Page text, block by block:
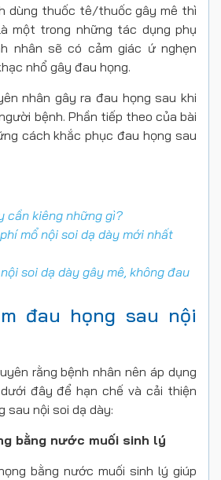
dùng thuốc tê/thuốc gây mê thì
một trong những tác dụng phụ
nhân sẽ có cảm giác ứ nghẹn
nhổ gây đau họng.
nhân gây ra đau họng sau khi
bệnh. Phần tiếp theo của bài
cách khắc phục đau họng sau
cần kiêng những gì?
mổ nội soi dạ dày mới nhất
soi dạ dày gây mê, không đau
đau họng sau nội
rằng bệnh nhân nên áp dụng
đây để hạn chế và cải thiện
sau nội soi dạ dày:
bằng nước muối sinh lý
bằng nước muối sinh lý giúp